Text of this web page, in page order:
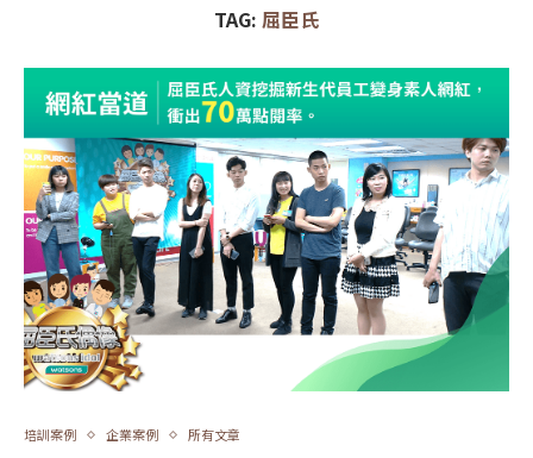
TAG: 屈臣氏
培訓案例 企業案例 所有文章